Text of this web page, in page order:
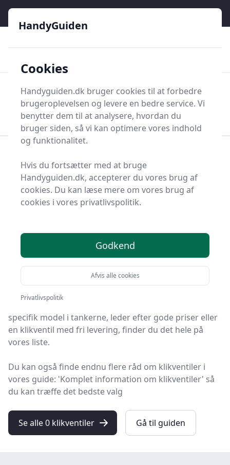
HandyGuiden
Søg nu
Søg nu
Diverse værktøj
Værktøjsdele og tilbehør
Ventiler og tilbehør
Klikventil
Bedste klikventiler - 0
På HandyGuiden finder du markedets bedste
klikventiler. Vi har udvalgt 0 produkter, så du nemt kan
finde det rigtige.
Så uanset om du vægter høj kvalitet, allerede har en
specifik model i tankerne, leder efter gode priser eller
en klikventil med fri levering, finder du det hele på
vores liste.
Du kan også finde endnu flere råd om klikventiler i
vores guide: 'Komplet information om klikventiler' så
du kan træffe det bedste valg
Se alle 0 klikventiler Gå til guiden
HandyGuiden
Cookies
Handyguiden.dk bruger cookies til at forbedre
brugeroplevelsen og levere en bedre service. Vi
benytter dem til at analysere, hvordan du
bruger siden, så vi kan optimere vores indhold
og funktionalitet.
Hvis du fortsætter med at bruge
Handyguiden.dk, accepterer du vores brug af
cookies. Du kan læse mere om vores brug af
cookies i vores privatlivspolitik.
Godkend
Afvis alle cookies
Privatlivspolitik